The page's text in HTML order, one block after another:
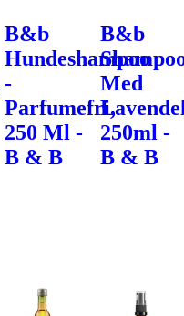
B&b
Hundeshampoo
-
Parfumefri,
250 Ml -
B & B
B&b
Med
250ml -
B & B